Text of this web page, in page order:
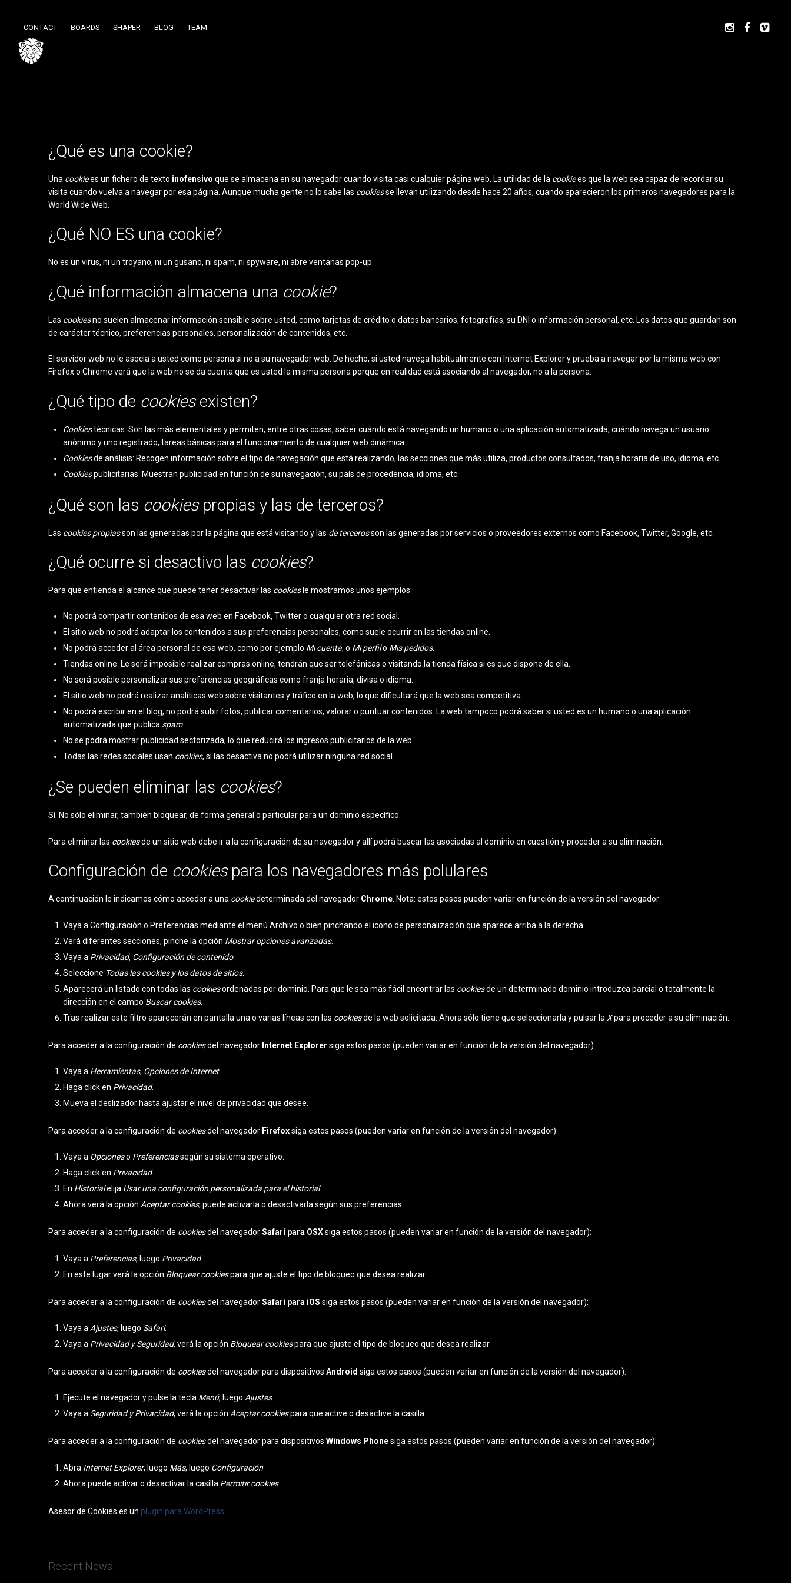
CONTACT BOARDS SHAPER BLOG TEAM   
¿Qué es una cookie?
Una cookiees un fichero de texto inofensivo que se almacena en su navegador cuando visita casi cualquier página web. La utilidad de la cookiees que la web sea capaz de recordar su
visita cuando vuelva a navegar por esa página. Aunque mucha gente no lo sabe las cookiesse llevan utilizando desde hace 20 años, cuando aparecieron los primeros navegadores para la
World Wide Web.
¿Qué NO ES una cookie?
No es un virus, ni un troyano, ni un gusano, ni spam, ni spyware, ni abre ventanas pop-up.
¿Qué información almacena una cookie?
Las cookiesno suelen almacenar información sensible sobre usted, como tarjetas de crédito o datos bancarios, fotografías, su DNI o información personal, etc. Los datos que guardan son
de carácter técnico, preferencias personales, personalización de contenidos, etc.
El servidor web no le asocia a usted como persona si no a su navegador web. De hecho, si usted navega habitualmente con Internet Explorer y prueba a navegar por la misma web con
Firefox o Chrome verá que la web no se da cuenta que es usted la misma persona porque en realidad está asociando al navegador, no a la persona.
¿Qué tipo de cookiesexisten?
Cookiestécnicas: Son las más elementales y permiten, entre otras cosas, saber cuándo está navegando un humano o una aplicación automatizada, cuándo navega un usuario
anónimo y uno registrado, tareas básicas para el funcionamiento de cualquier web dinámica.
Cookiesde análisis: Recogen información sobre el tipo de navegación que está realizando, las secciones que más utiliza, productos consultados, franja horaria de uso, idioma, etc.
Cookiespublicitarias: Muestran publicidad en función de su navegación, su país de procedencia, idioma, etc.
¿Qué son las cookiespropias y las de terceros?
Las cookies propiasson las generadas por la página que está visitando y las de tercerosson las generadas por servicios o proveedores externos como Facebook, Twitter, Google, etc.
¿Qué ocurre si desactivo las cookies?
Para que entienda el alcance que puede tener desactivar las cookiesle mostramos unos ejemplos:
No podrá compartir contenidos de esa web en Facebook, Twitter o cualquier otra red social.
El sitio web no podrá adaptar los contenidos a sus preferencias personales, como suele ocurrir en las tiendas online.
No podrá acceder al área personal de esa web, como por ejemplo Mi cuenta, o Mi perfilo Mis pedidos.
Tiendas online: Le será imposible realizar compras online, tendrán que ser telefónicas o visitando la tienda física si es que dispone de ella.
No será posible personalizar sus preferencias geográficas como franja horaria, divisa o idioma.
El sitio web no podrá realizar analíticas web sobre visitantes y tráfico en la web, lo que dificultará que la web sea competitiva.
No podrá escribir en el blog, no podrá subir fotos, publicar comentarios, valorar o puntuar contenidos. La web tampoco podrá saber si usted es un humano o una aplicación
automatizada que publica spam.
No se podrá mostrar publicidad sectorizada, lo que reducirá los ingresos publicitarios de la web.
Todas las redes sociales usan cookies, si las desactiva no podrá utilizar ninguna red social.
¿Se pueden eliminar las cookies?
Sí. No sólo eliminar, también bloquear, de forma general o particular para un dominio específico.
Para eliminar las cookiesde un sitio web debe ir a la configuración de su navegador y allí podrá buscar las asociadas al dominio en cuestión y proceder a su eliminación.
Configuración de cookiespara los navegadores más polulares
A continuación le indicamos cómo acceder a una cookiedeterminada del navegador Chrome . Nota: estos pasos pueden variar en función de la versión del navegador:
Vaya a Configuración o Preferencias mediante el menú Archivo o bien pinchando el icono de personalización que aparece arriba a la derecha.
Verá diferentes secciones, pinche la opción Mostrar opciones avanzadas.
Vaya a Privacidad, Configuración de contenido.
Seleccione Todas lascookiesy los datos de sitios.
Aparecerá un listado con todas las cookiesordenadas por dominio. Para que le sea más fácil encontrar las cookiesde un determinado dominio introduzca parcial o totalmente la
dirección en el campo Buscar cookies.
Tras realizar este filtro aparecerán en pantalla una o varias líneas con las cookiesde la web solicitada. Ahora sólo tiene que seleccionarla y pulsar la Xpara proceder a su eliminación.
Para acceder a la configuración de cookiesdel navegador Internet Explorer siga estos pasos (pueden variar en función de la versión del navegador):
Vaya a Herramientas, Opciones de Internet
Haga click en Privacidad.
Mueva el deslizador hasta ajustar el nivel de privacidad que desee.
Para acceder a la configuración de cookiesdel navegador Firefoxsiga estos pasos (pueden variar en función de la versión del navegador):
Vaya a Opcioneso Preferenciassegún su sistema operativo.
Haga click en Privacidad.
En Historialelija Usar una configuración personalizada para el historial.
Ahora verá la opción Aceptar cookies, puede activarla o desactivarla según sus preferencias.
Para acceder a la configuración de cookiesdel navegadorSafari para OSXsiga estos pasos (pueden variar en función de la versión del navegador):
Vaya a Preferencias, luego Privacidad.
En este lugar verá la opción Bloquear cookiespara que ajuste el tipo de bloqueo que desea realizar.
Para acceder a la configuración de cookiesdel navegadorSafari para iOS siga estos pasos (pueden variar en función de la versión del navegador):
Vaya a Ajustes, luego Safari.
Vaya a Privacidad y Seguridad, verá la opción Bloquear cookiespara que ajuste el tipo de bloqueo que desea realizar.
Para acceder a la configuración de cookiesdel navegador para dispositivos Android siga estos pasos (pueden variar en función de la versión del navegador):
Ejecute el navegador y pulse la tecla Menú, luego Ajustes.
Vaya a Seguridad y Privacidad, verá la opción Aceptar cookiespara que active o desactive la casilla.
Para acceder a la configuración de cookiesdel navegador para dispositivos Windows Phonesiga estos pasos (pueden variar en función de la versión del navegador):
Abra Internet Explorer, luego Más, luego Configuración
Ahora puede activar o desactivar la casilla Permitir cookies.
Asesor de Cookies es un plugin para WordPress
Recent News